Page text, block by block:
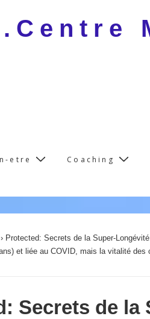
etre Coaching
› Protected: Secrets de la Super-
et liée au COVID, mais la vitalité
Secrets de